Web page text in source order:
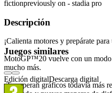
fictionpreviously on - stadia pro
Descripción
¡Calienta motores y prepárate
MotoGP™20 vuelve con un
mucho más.
¡Te esperan gráficos todavía más
Juegos similares
Edición digitalDescarga digital